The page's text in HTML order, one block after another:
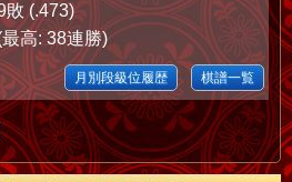
敗 (.473)
高: 38連勝)
月別段級位履歴 棋譜一覧